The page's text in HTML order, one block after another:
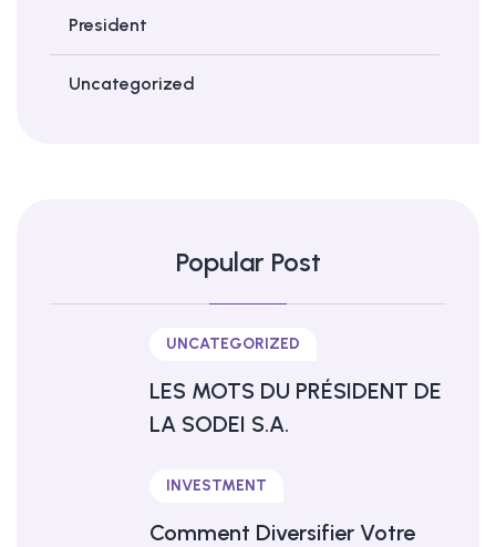
President
Uncategorized
Popular Post
UNCATEGORIZED
LES MOTS DU PRÉSIDENT DE
LA SODEI S.A.
INVESTMENT
Comment Diversifier Votre